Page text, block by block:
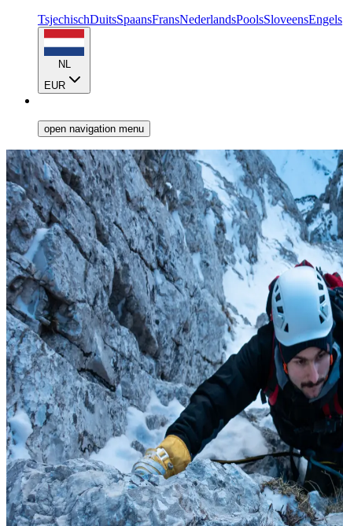
TsjechischDuitsSpaansFransNederlandsPoolsSloveensEngels
NL
EUR
open navigation menu